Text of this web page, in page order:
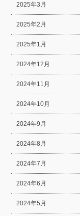
2025年3月
2025年2月
2025年1月
2024年12月
2024年11月
2024年10月
2024年9月
2024年8月
2024年7月
2024年6月
2024年5月